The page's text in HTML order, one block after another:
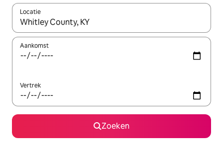
Locatie
Wanneer er suggesties beschikbaar zijn, maak je een keuze
Aankomst
Vertrek
Zoeken